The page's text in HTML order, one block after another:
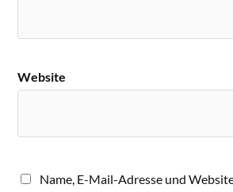
Website
Name, E-Mail-Adresse und